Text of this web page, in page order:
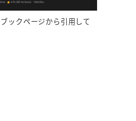
ックページから引用して